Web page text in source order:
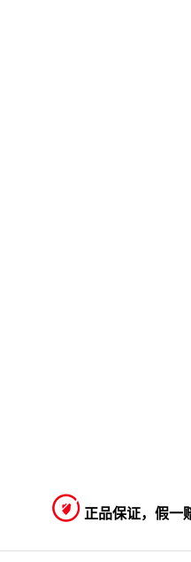
 正品保证，假一